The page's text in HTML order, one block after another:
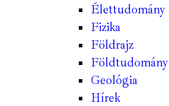
Élettudomány
Fizika
Földrajz
Földtudomány
Geológia
Hírek